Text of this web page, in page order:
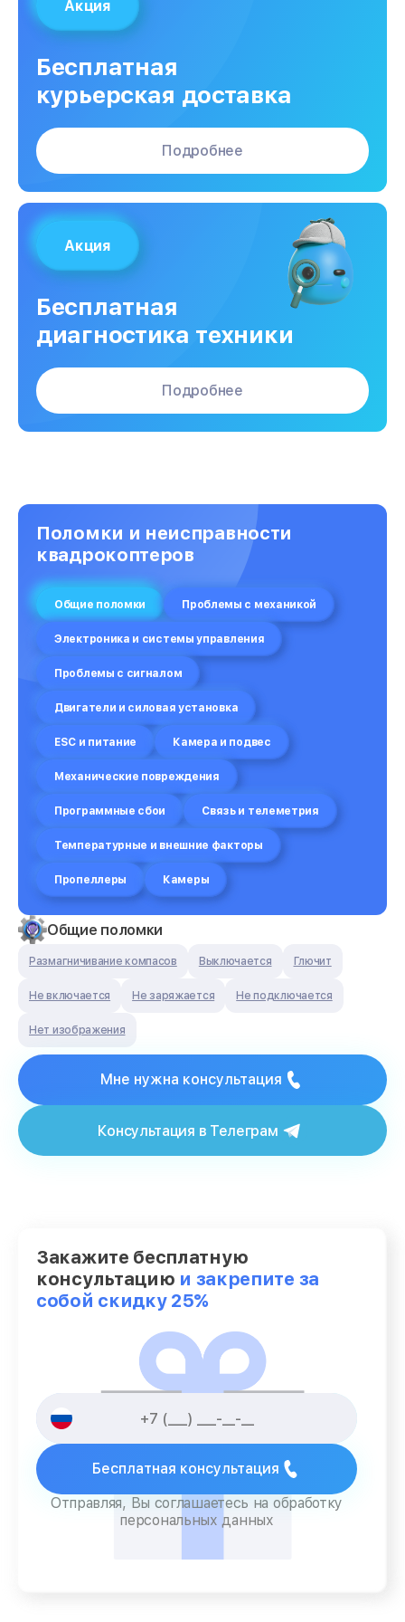
Акция
Бесплатная
курьерская доставка
Подробнее
Акция
Бесплатная
диагностика техники
Подробнее
Поломки и неисправности
квадрокоптеров
Общие поломки Проблемы с механикой
Электроника и системы управления
Проблемы с сигналом
Двигатели и силовая установка
ESC и питание Камера и подвес
Механические повреждения
Программные сбои Связь и телеметрия
Температурные и внешние факторы
Пропеллеры Камеры
Общие поломки
Размагничивание компасов Выключается Глючит
Не включается Не заряжается Не подключается
Нет изображения
Мне нужна консультация
Консультация в Телеграм
Закажите бесплатную
консультацию и закрепите за
собой скидку 25%
Бесплатная консультация
Отправляя, Вы соглашаетесь на обработку
персональных данных